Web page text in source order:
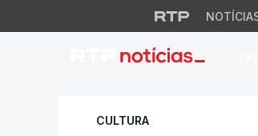
"O mundo
CULTURA